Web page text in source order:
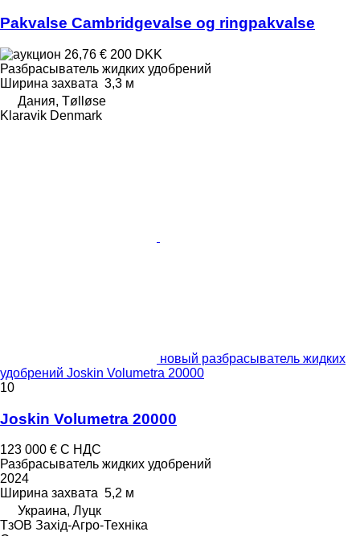
Pakvalse Cambridgevalse og ringpakvalse
26,76 € 200 DKK
Разбрасыватель жидких удобрений
Ширина захвата 3,3 м
Дания, Tølløse
Klaravik Denmark
новый разбрасыватель жидких
удобрений Joskin Volumetra 20000
10
Joskin Volumetra 20000
123 000 € С НДС
Разбрасыватель жидких удобрений
2024
Ширина захвата 5,2 м
Украина, Луцк
ТзОВ Захід-Агро-Техніка